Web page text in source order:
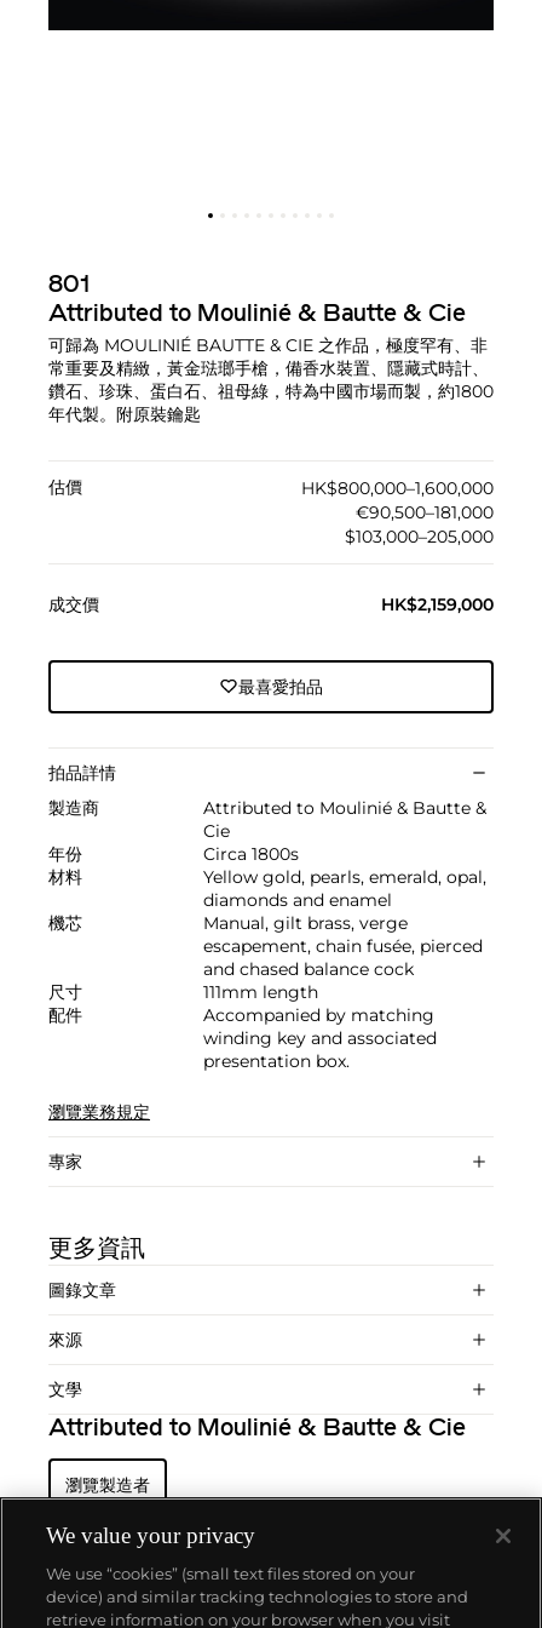
801
Attributed to Moulinié & Bautte & Cie
可歸為 MOULINIÉ BAUTTE & CIE 之作品，極度罕有、非
常重要及精緻，黃金琺瑯手槍，備香水裝置、隱藏式時計、
鑽石、珍珠、蛋白石、祖母綠，特為中國市場而製，約1800
年代製。附原裝鑰匙
估價
HK$800,000–1,600,000
€90,500–181,000
$103,000–205,000
成交價 HK$2,159,000
最喜愛拍品
拍品詳情
製造商
Attributed to Moulinié & Bautte &
Cie
年份
Circa 1800s
材料
Yellow gold, pearls, emerald, opal,
diamonds and enamel
機芯
Manual, gilt brass, verge
escapement, chain fusée, pierced
and chased balance cock
尺寸
111mm length
配件
Accompanied by matching
winding key and associated
presentation box.
瀏覽業務規定
專家
更多資訊
圖錄文章
來源
文學
Attributed to Moulinié & Bautte & Cie
瀏覽製造者
We value your privacy
We use “cookies” (small text files stored on your
device) and similar tracking technologies to store and
retrieve information on your browser when you visit